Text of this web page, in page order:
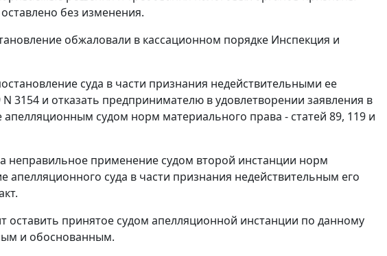
без изменения.
обжаловали в кассационном порядке Инспекция и
суда в части признания недействительными ее
3154 и отказать предпринимателю в удовлетворении заявления в
судом норм материального права - статей 89, 119 и
неправильное применение судом второй инстанции норм
суда в части признания недействительным его
принятое судом апелляционной инстанции по данному
и обоснованным.